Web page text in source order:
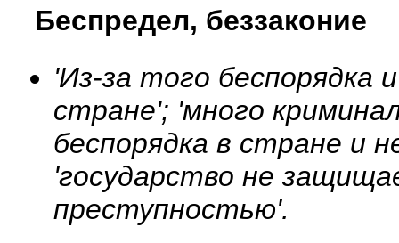
Беспредел, беззаконие
'Из-за того беспорядка
стране'; 'много
беспорядка в стране и
'государство не
преступностью'.